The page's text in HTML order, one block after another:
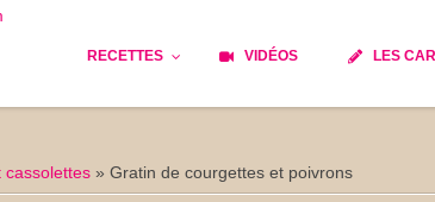
RECETTES VIDÉOS LES
cassolettes » Gratin de courgettes et poivrons